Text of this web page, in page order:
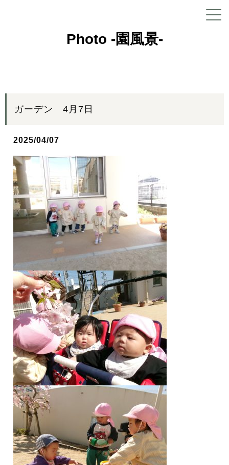
Photo -園風景-
ガーデン 4月7日
2025/04/07